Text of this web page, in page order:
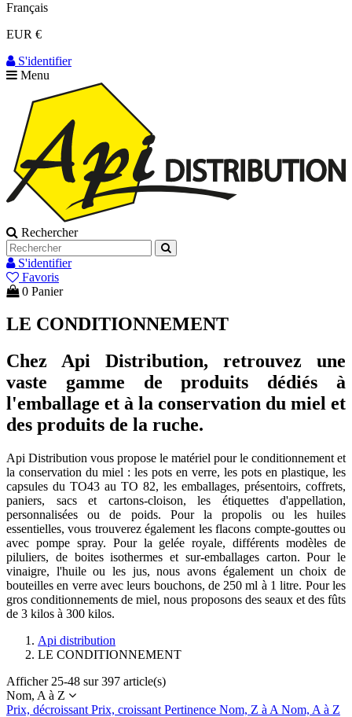
Français
EUR €
S'identifier
Menu
Rechercher
S'identifier
Favoris
0 Panier
LE CONDITIONNEMENT
Chez Api Distribution, retrouvez une
vaste gamme de produits dédiés à
l'emballage et à la conservation du miel et
des produits de la ruche.
Api Distribution vous propose le matériel pour le conditionnement et
la conservation du miel : les pots en verre, les pots en plastique, les
capsules du TO43 au TO 82, les emballages, présentoirs, coffrets,
paniers, sacs et cartons-cloison, les étiquettes d'appellation,
personnalisées ou de poids. Pour la propolis ou les huiles
essentielles, vous trouverez également les flacons compte-gouttes ou
avec pompe spray. Pour la gelée royale, différents modèles de
piluliers, de boites isothermes et sur-emballages carton. Pour le
vinaigre, l'huile ou les jus, nous avons également un choix de
bouteilles en verre avec leurs bouchons, de 250 ml à 1 litre. Pour les
gros conditionnements de miel, nous proposons des seaux et des fûts
de 3 kilos à 300 kilos.
Api distribution
LE CONDITIONNEMENT
Afficher 25-48 sur 397 article(s)
Nom, A à Z
Prix, décroissant Prix, croissant Pertinence Nom, Z à A Nom, A à Z